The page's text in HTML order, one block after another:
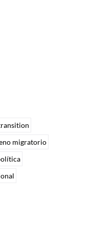
migratorio